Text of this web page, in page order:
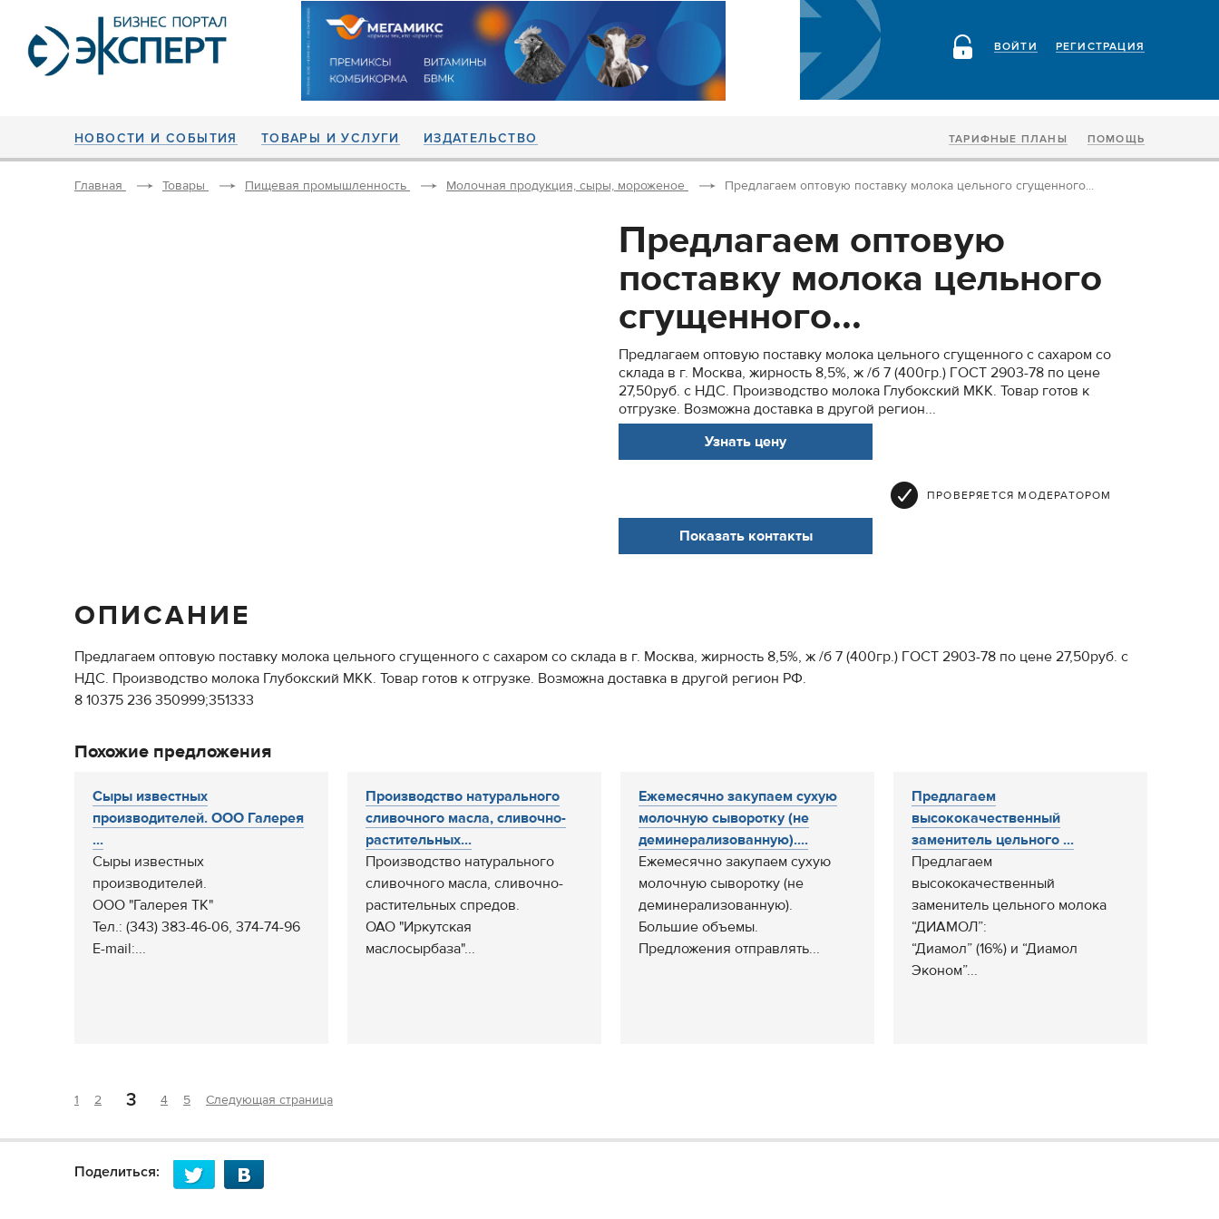
РЕГИСТРАЦИЯ
ВОЙТИ
НОВОСТИ И СОБЫТИЯ ТОВАРЫ И УСЛУГИ ИЗДАТЕЛЬСТВО ТАРИФНЫЕ ПЛАНЫ ПОМОЩЬ
Главная Товары Пищевая промышленность Молочная продукция, сыры, мороженое Предлагаем оптовую поставку молока цельного сгущенного...
Предлагаем оптовую
поставку молока цельного
сгущенного...
Предлагаем оптовую поставку молока цельного сгущенного с сахаром со
склада в г. Москва, жирность 8,5%, ж /б 7 (400гр.) ГОСТ 2903-78 по цене
27,50руб. с НДС. Производство молока Глубокский МКК. Товар готов к
отгрузке. Возможна доставка в другой регион...
Узнать цену
ПРОВЕРЯЕТСЯ МОДЕРАТОРОМ
Показать контакты
ОПИСАНИЕ
Предлагаем оптовую поставку молока цельного сгущенного с сахаром со склада в г. Москва, жирность 8,5%, ж /б 7 (400гр.) ГОСТ 2903-78 по цене 27,50руб. с
НДС. Производство молока Глубокский МКК. Товар готов к отгрузке. Возможна доставка в другой регион РФ.
8 10375 236 350999;351333
Похожие предложения
Сыры известных
производителей. ООО Галерея
...
Сыры известных
производителей.
ООО "Галерея ТК"
Тел.: (343) 383-46-06, 374-74-96
E-mail:...
Производство натурального
сливочного масла, сливочно-
растительных...
Производство натурального
сливочного масла, сливочно-
растительных спредов.
ОАО "Иркутская
маслосырбаза"...
Ежемесячно закупаем сухую
молочную сыворотку (не
деминерализованную)....
Ежемесячно закупаем сухую
молочную сыворотку (не
деминерализованную).
Большие объемы.
Предложения отправлять...
Предлагаем
высококачественный
заменитель цельного ...
Предлагаем
высококачественный
заменитель цельного молока
“ДИАМОЛ”:
“Диамол” (16%) и “Диамол
Эконом”...
1 2 3 4 5 Следующая страница
Поделиться: